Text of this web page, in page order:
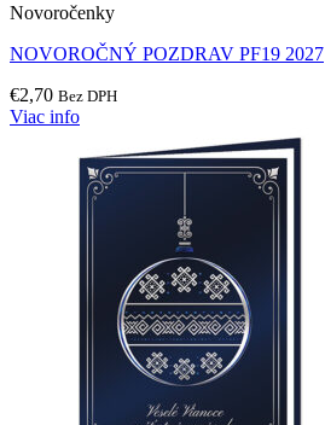
Novoročenky
NOVOROČNÝ POZDRAV PF19 2027
€2,70 Bez DPH
Viac info